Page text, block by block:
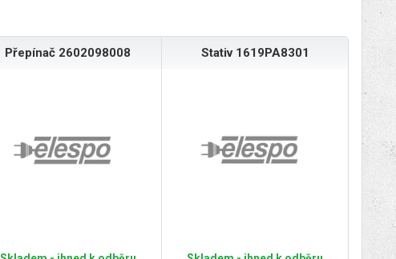
Přepínač 2602098008 Stativ 1619PA8301